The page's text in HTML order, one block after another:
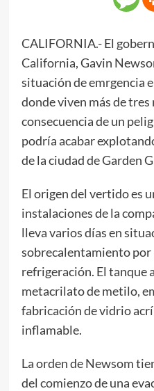
CALIFORNIA.- El
California, Gavin
situación de emrgencia
donde viven más de
consecuencia de un
podría acabar
de la ciudad de Garden
El origen del vertido es
instalaciones de la
lleva varios días en
sobrecalentamiento por
refrigeración. El tanque
metacrilato de metilo,
fabricación de vidrio
inflamable.
La orden de Newsom
del comienzo de una